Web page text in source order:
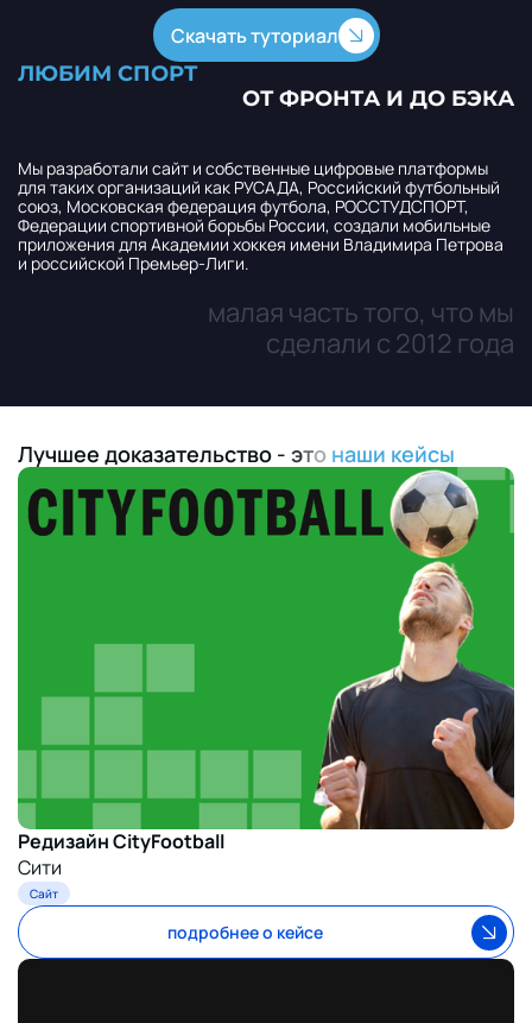
Скачать туториал
ЛЮБИМ СПОРТ
ОТ ФРОНТА И ДО БЭКА
Мы разработали сайт и собственные цифровые платформы
для таких организаций как РУСАДА, Российский футбольный
союз, Московская федерация футбола, РОССТУДСПОРТ,
Федерации спортивной борьбы России, создали мобильные
приложения для Академии хоккея имени Владимира Петрова
и российской Премьер-Лиги.
малая часть того, что мы
сделали с 2012 года
Лучшее доказательство - это наши кейсы
Редизайн СityFootball
Cити
Сайт
подробнее о кейсе